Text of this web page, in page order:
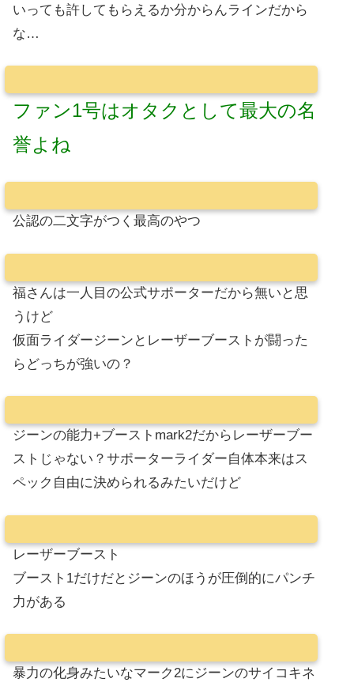
いっても許してもらえるか分からんラインだから
な…
ファン1号はオタクとして最大の名
誉よね
公認の二文字がつく最高のやつ
福さんは一人目の公式サポーターだから無いと思
うけど
仮面ライダージーンとレーザーブーストが闘った
らどっちが強いの？
ジーンの能力+ブーストmark2だからレーザーブー
ストじゃない？サポーターライダー自体本来はス
ペック自由に決められるみたいだけど
レーザーブースト
ブースト1だけだとジーンのほうが圧倒的にパンチ
力がある
暴力の化身みたいなマーク2にジーンのサイコキネ